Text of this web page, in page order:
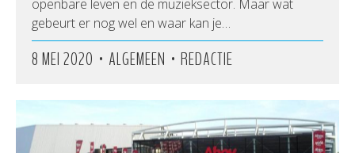
openbare leven en de muzieksector. Maar wat
gebeurt er nog wel en waar kan je…
8 MEI 2020 • ALGEMEEN • REDACTIE